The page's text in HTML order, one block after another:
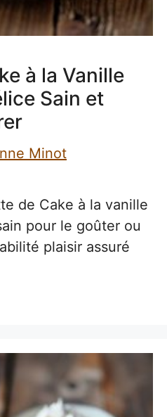
à la Vanille
Sain et
Minot
de Cake à la vanille
pour le goûter ou
plaisir assuré